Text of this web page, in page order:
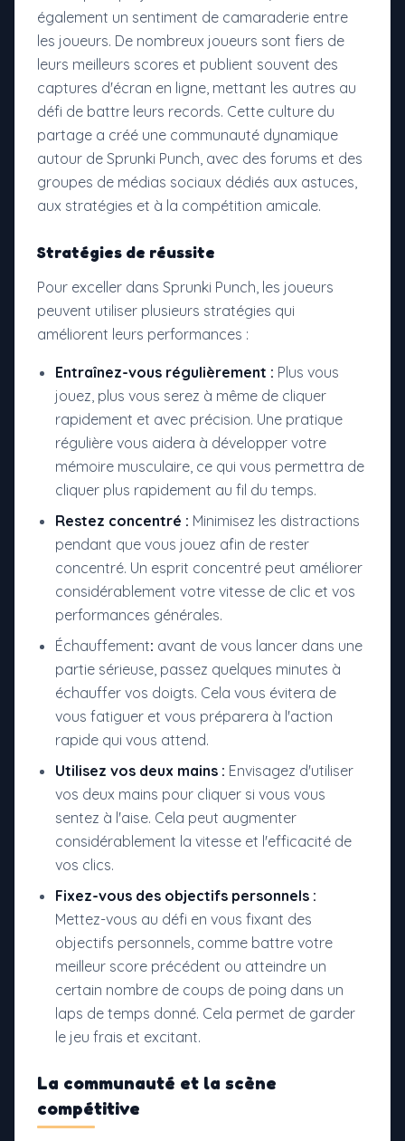
également un sentiment de camaraderie entre
les joueurs. De nombreux joueurs sont fiers de
leurs meilleurs scores et publient souvent des
captures d'écran en ligne, mettant les autres au
défi de battre leurs records. Cette culture du
partage a créé une communauté dynamique
autour de Sprunki Punch, avec des forums et des
groupes de médias sociaux dédiés aux astuces,
aux stratégies et à la compétition amicale.
Stratégies de réussite
Pour exceller dans Sprunki Punch, les joueurs
peuvent utiliser plusieurs stratégies qui
améliorent leurs performances :
Entraînez-vous régulièrement : Plus vous
jouez, plus vous serez à même de cliquer
rapidement et avec précision. Une pratique
régulière vous aidera à développer votre
mémoire musculaire, ce qui vous permettra de
cliquer plus rapidement au fil du temps.
Restez concentré : Minimisez les distractions
pendant que vous jouez afin de rester
concentré. Un esprit concentré peut améliorer
considérablement votre vitesse de clic et vos
performances générales.
Échauffement: avant de vous lancer dans une
partie sérieuse, passez quelques minutes à
échauffer vos doigts. Cela vous évitera de
vous fatiguer et vous préparera à l'action
rapide qui vous attend.
Utilisez vos deux mains : Envisagez d'utiliser
vos deux mains pour cliquer si vous vous
sentez à l'aise. Cela peut augmenter
considérablement la vitesse et l'efficacité de
vos clics.
Fixez-vous des objectifs personnels :
Mettez-vous au défi en vous fixant des
objectifs personnels, comme battre votre
meilleur score précédent ou atteindre un
certain nombre de coups de poing dans un
laps de temps donné. Cela permet de garder
le jeu frais et excitant.
La communauté et la scène
compétitive